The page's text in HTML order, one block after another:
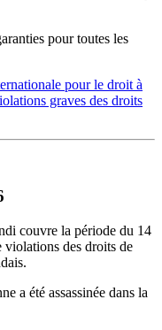
pour toutes les
pour le droit à
graves des droits
couvre la période du 14
violations des droits de
.
a été assassinée dans la